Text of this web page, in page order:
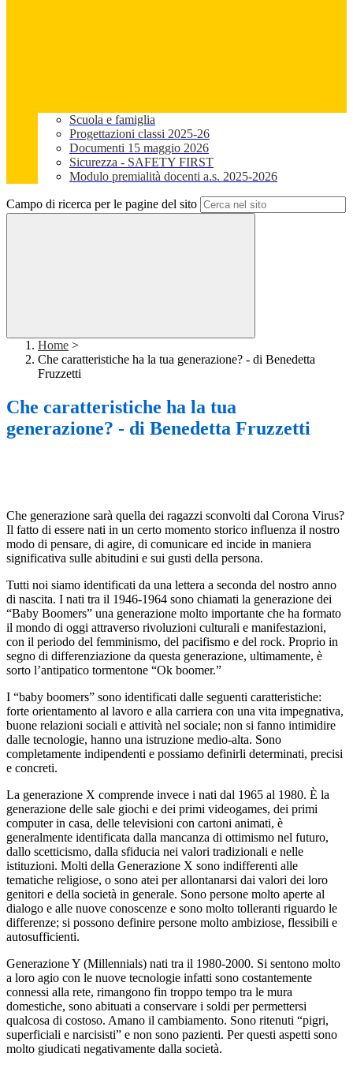
Scuola e famiglia
Progettazioni classi 2025-26
Documenti 15 maggio 2026
Sicurezza - SAFETY FIRST
Modulo premialità docenti a.s. 2025-2026
Campo di ricerca per le pagine del sito
Home >
Che caratteristiche ha la tua generazione? - di Benedetta
Fruzzetti
Che caratteristiche ha la tua
generazione? - di Benedetta Fruzzetti
Che generazione sarà quella dei ragazzi sconvolti dal Corona Virus?
Il fatto di essere nati in un certo momento storico influenza il nostro
modo di pensare, di agire, di comunicare ed incide in maniera
significativa sulle abitudini e sui gusti della persona.
Tutti noi siamo identificati da una lettera a seconda del nostro anno
di nascita. I nati tra il 1946-1964 sono chiamati la generazione dei
“Baby Boomers” una generazione molto importante che ha formato
il mondo di oggi attraverso rivoluzioni culturali e manifestazioni,
con il periodo del femminismo, del pacifismo e del rock. Proprio in
segno di differenziazione da questa generazione, ultimamente, è
sorto l’antipatico tormentone “Ok boomer.”
I “baby boomers” sono identificati dalle seguenti caratteristiche:
forte orientamento al lavoro e alla carriera con una vita impegnativa,
buone relazioni sociali e attività nel sociale; non si fanno intimidire
dalle tecnologie, hanno una istruzione medio-alta. Sono
completamente indipendenti e possiamo definirli determinati, precisi
e concreti.
La generazione X comprende invece i nati dal 1965 al 1980. È la
generazione delle sale giochi e dei primi videogames, dei primi
computer in casa, delle televisioni con cartoni animati, è
generalmente identificata dalla mancanza di ottimismo nel futuro,
dallo scetticismo, dalla sfiducia nei valori tradizionali e nelle
istituzioni. Molti della Generazione X sono indifferenti alle
tematiche religiose, o sono atei per allontanarsi dai valori dei loro
genitori e della società in generale. Sono persone molto aperte al
dialogo e alle nuove conoscenze e sono molto tolleranti riguardo le
differenze; si possono definire persone molto ambiziose, flessibili e
autosufficienti.
Generazione Y (Millennials) nati tra il 1980-2000. Si sentono molto
a loro agio con le nuove tecnologie infatti sono costantemente
connessi alla rete, rimangono fin troppo tempo tra le mura
domestiche, sono abituati a conservare i soldi per permettersi
qualcosa di costoso. Amano il cambiamento. Sono ritenuti “pigri,
superficiali e narcisisti” e non sono pazienti. Per questi aspetti sono
molto giudicati negativamente dalla società.